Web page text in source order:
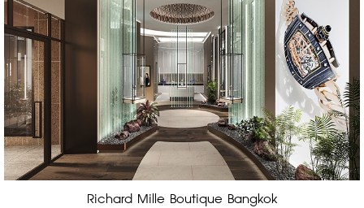
Richard Mille Boutique Bangkok